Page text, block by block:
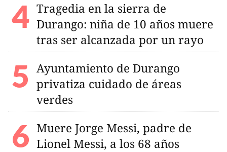
Tragedia en la sierra de
Durango: niña de 10 años muere
tras ser alcanzada por un rayo
Ayuntamiento de Durango
privatiza cuidado de áreas
verdes
Muere Jorge Messi, padre de
Lionel Messi, a los 68 años